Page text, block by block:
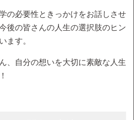
の必要性ときっかけをお話しさせ
後の皆さんの人生の選択肢のヒン
ます。
、自分の想いを大切に素敵な人生